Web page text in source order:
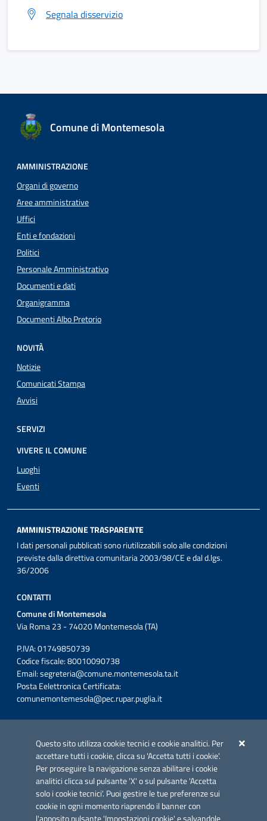
Questo sito utilizza cookie tecnici e cookie analitici. Per
accettare tutti i cookie, clicca su 'Accetta tutti i cookie'.
Per proseguire la navigazione senza abilitare i cookie
analitici clicca sul pulsante 'X' o sul pulsante 'Accetta
solo i cookie tecnici'. Puoi gestire le tue preferenze sui
cookie in ogni momento riaprendo il banner con
Segnala disservizio
Comune di Montemesola
AMMINISTRAZIONE
Organi di governo
Aree amministrative
Uffici
Enti e fondazioni
Politici
Personale Amministrativo
Documenti e dati
Organigramma
Documenti Albo Pretorio
NOVITÀ
Notizie
Comunicati Stampa
Avvisi
SERVIZI
VIVERE IL COMUNE
Luoghi
Eventi
AMMINISTRAZIONE TRASPARENTE
I dati personali pubblicati sono riutilizzabili solo alle condizioni
previste dalla direttiva comunitaria 2003/98/CE e dal d.lgs.
36/2006
CONTATTI
Comune di Montemesola
Via Roma 23 - 74020 Montemesola (TA)
P.IVA: 01749850739
Codice fiscale: 80010090738
Email:segreteria@comune.montemesola.ta.it
Posta Eelettronica Certificata:
comunemontemesola@pec.rupar.puglia.it
Azione 2.3.
Link utili